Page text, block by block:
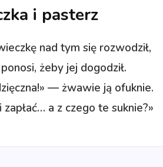
i pasterz
nad tym się rozwodził,
żeby jej dogodził.
— żwawie ją ofuknie.
a z czego te suknie?»